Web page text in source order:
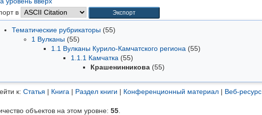
в
Тематические рубрикаторы (55)
1 Вулканы (55)
1.1 Вулканы Курило-Камчатского региона (55)
1.1.1 Камчатка (55)
Крашенинникова (55)
к: Статья | Книга | Раздел книги | Конференционный материал | Веб-ресурс
объектов на этом уровне: 55